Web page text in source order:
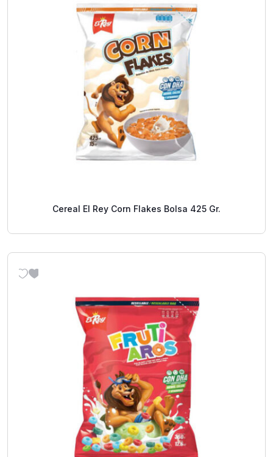
Cereal El Rey Corn Flakes Bolsa 425 Gr.